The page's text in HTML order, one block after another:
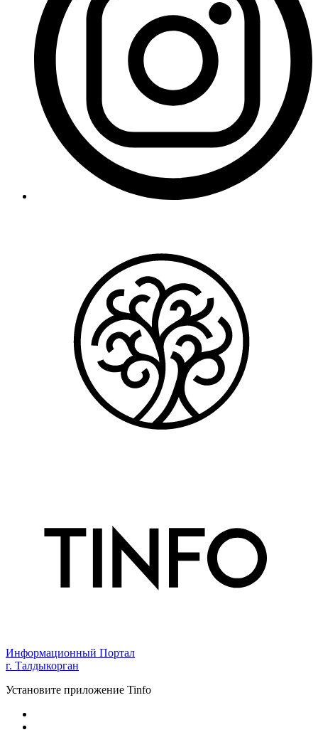
Информационный Портал
г. Талдыкорган
Установите приложение Tinfo